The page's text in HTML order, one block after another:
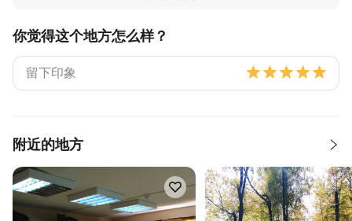
你觉得这个地方怎么样？
附近的地方